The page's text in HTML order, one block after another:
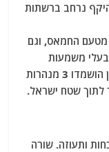
נרחב ברשתות
מטעם החמאס, וגם
בעלי משמעות
מורלית, אך פחות בעלי משמעות מעשית. כן הושמדו 3 מנהרות
לתוך שטח ישראל.
ותעוזה. שורה